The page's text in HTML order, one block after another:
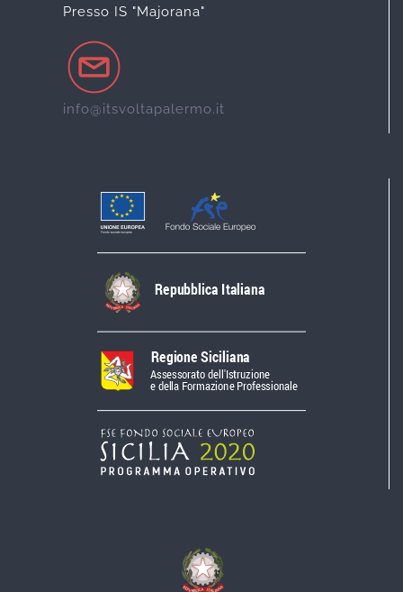
Presso IS "Majorana"
info@itsvoltapalermo.it